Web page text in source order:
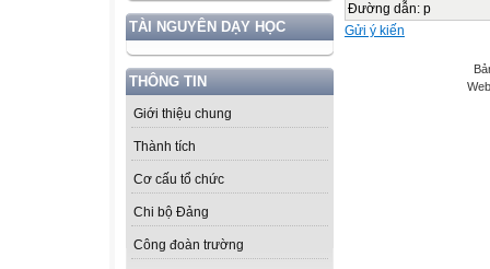
TÀI NGUYÊN DẠY HỌC
THÔNG TIN
Giới thiệu chung
Thành tích
Cơ cấu tổ chức
Chi bộ Đảng
Công đoàn trường
Đường dẫn: p
Gửi ý kiến